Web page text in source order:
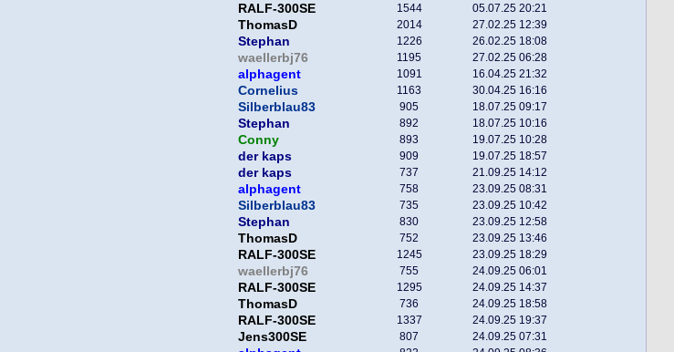
RALF-300SE 1544 05.07.25 20:21
ThomasD 2014 27.02.25 12:39
Stephan 1226 26.02.25 18:08
waellerbj76 1195 27.02.25 06:28
alphagent 1091 16.04.25 21:32
Cornelius 1163 30.04.25 16:16
Silberblau83 905 18.07.25 09:17
Stephan 892 18.07.25 10:16
Conny 893 19.07.25 10:28
der kaps 909 19.07.25 18:57
der kaps 737 21.09.25 14:12
alphagent 758 23.09.25 08:31
Silberblau83 735 23.09.25 10:42
Stephan 830 23.09.25 12:58
ThomasD 752 23.09.25 13:46
RALF-300SE 1245 23.09.25 18:29
waellerbj76 755 24.09.25 06:01
RALF-300SE 1295 24.09.25 14:37
ThomasD 736 24.09.25 18:58
RALF-300SE 1337 24.09.25 19:37
Jens300SE 807 24.09.25 07:31